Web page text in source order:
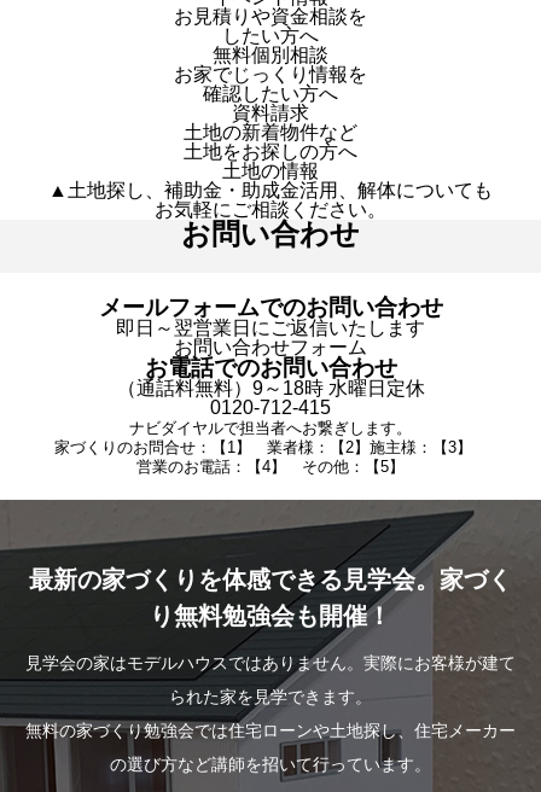
お見積りや資金相談を
したい方へ
無料個別相談
お家でじっくり情報を
確認したい方へ
資料請求
土地の新着物件など
土地をお探しの方へ
土地の情報
▲土地探し、補助金・助成金活用、解体についても
お気軽にご相談ください。
お問い合わせ
メールフォームでのお問い合わせ
即日～翌営業日にご返信いたします
お問い合わせフォーム
お電話でのお問い合わせ
（通話料無料）9～18時 水曜日定休
0120-712-415
ナビダイヤルで担当者へお繋ぎします。
家づくりのお問合せ：【1】 業者様：【2】施主様：【3】
営業のお電話：【4】 その他：【5】
最新の家づくりを体感できる見学会。家づく
り無料勉強会も開催！
見学会の家はモデルハウスではありません。実際にお客様が建て
られた家を見学できます。
無料の家づくり勉強会では住宅ローンや土地探し、住宅メーカー
の選び方など講師を招いて行っています。